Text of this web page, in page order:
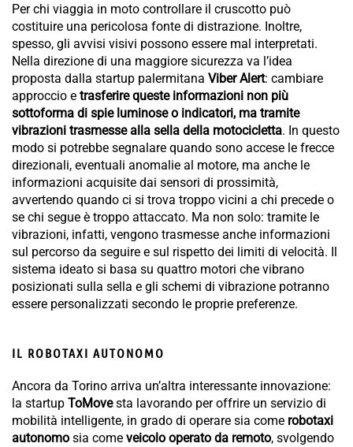
Per chi viaggia in moto controllare il cruscotto può
costituire una pericolosa fonte di distrazione. Inoltre,
spesso, gli avvisi visivi possono essere mal interpretati.
Nella direzione di una maggiore sicurezza va l’idea
proposta dalla startup palermitana Viber Alert: cambiare
approccio e trasferire queste informazioni non più
sottoforma di spie luminose o indicatori, ma tramite
vibrazioni trasmesse alla sella della motocicletta. In questo
modo si potrebbe segnalare quando sono accese le frecce
direzionali, eventuali anomalie al motore, ma anche le
informazioni acquisite dai sensori di prossimità,
avvertendo quando ci si trova troppo vicini a chi precede o
se chi segue è troppo attaccato. Ma non solo: tramite le
vibrazioni, infatti, vengono trasmesse anche informazioni
sul percorso da seguire e sul rispetto dei limiti di velocità. Il
sistema ideato si basa su quattro motori che vibrano
posizionati sulla sella e gli schemi di vibrazione potranno
essere personalizzati secondo le proprie preferenze.
IL ROBOTAXI AUTONOMO
Ancora da Torino arriva un’altra interessante innovazione:
la startup ToMovesta lavorando per offrire un servizio di
mobilità intelligente, in grado di operare sia come robotaxi
autonomo sia come veicolo operato da remoto, svolgendo